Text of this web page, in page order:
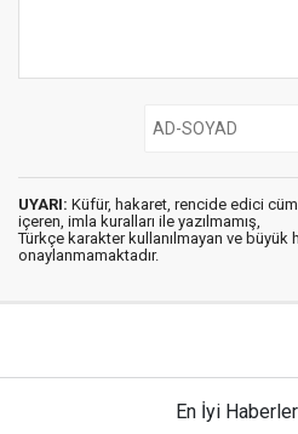
UYARI: Küfür, hakaret, rencide edici
içeren, imla kuralları ile yazılmamış,
Türkçe karakter kullanılmayan ve büyük
onaylanmamaktadır.
En İyi